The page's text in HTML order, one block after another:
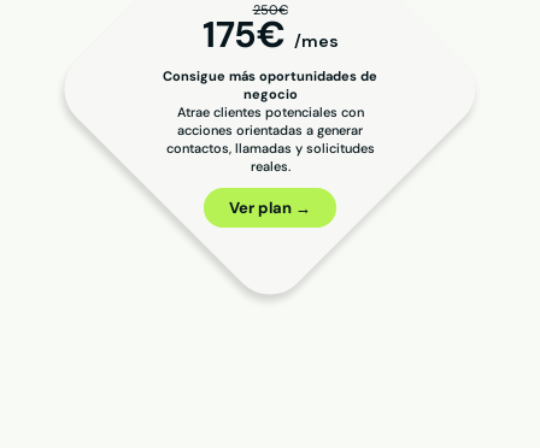
250€
175€ /mes
Consigue más oportunidades de
negocio
Atrae clientes potenciales con
acciones orientadas a generar
contactos, llamadas y solicitudes
reales.
Ver plan →